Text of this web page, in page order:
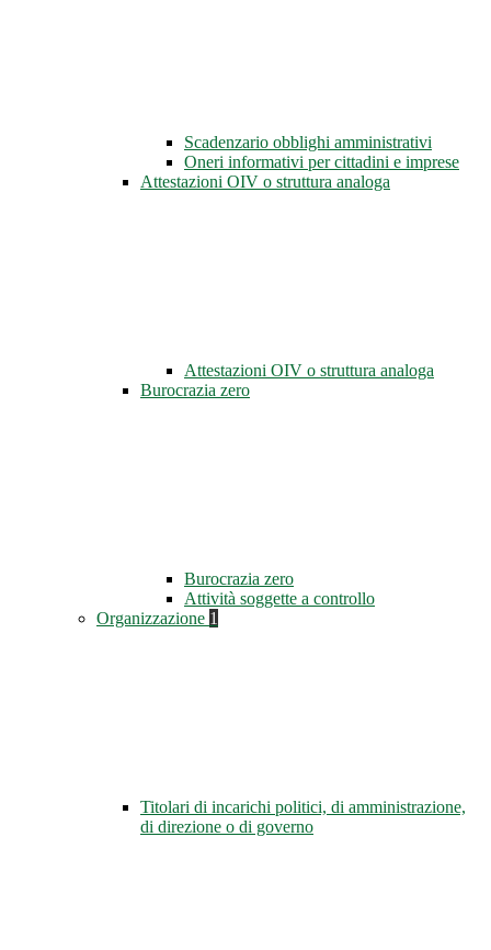
Scadenzario obblighi amministrativi
Oneri informativi per cittadini e imprese
Attestazioni OIV o struttura analoga
Attestazioni OIV o struttura analoga
Burocrazia zero
Burocrazia zero
Attività soggette a controllo
Organizzazione 1
Titolari di incarichi politici, di amministrazione,
di direzione o di governo